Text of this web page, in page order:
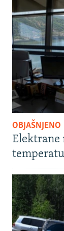
OBJAŠNJENO
Elektrane